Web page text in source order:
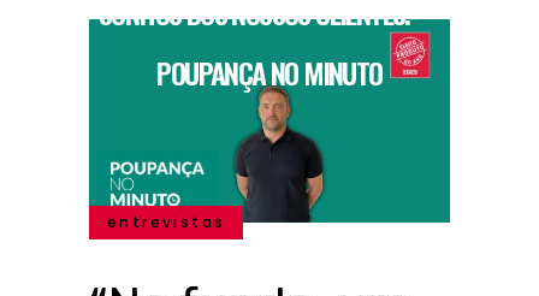
SONHOS DOS NOSSOS CLIENTES.” –
POUPANÇA NO MINUTO
entrevistas